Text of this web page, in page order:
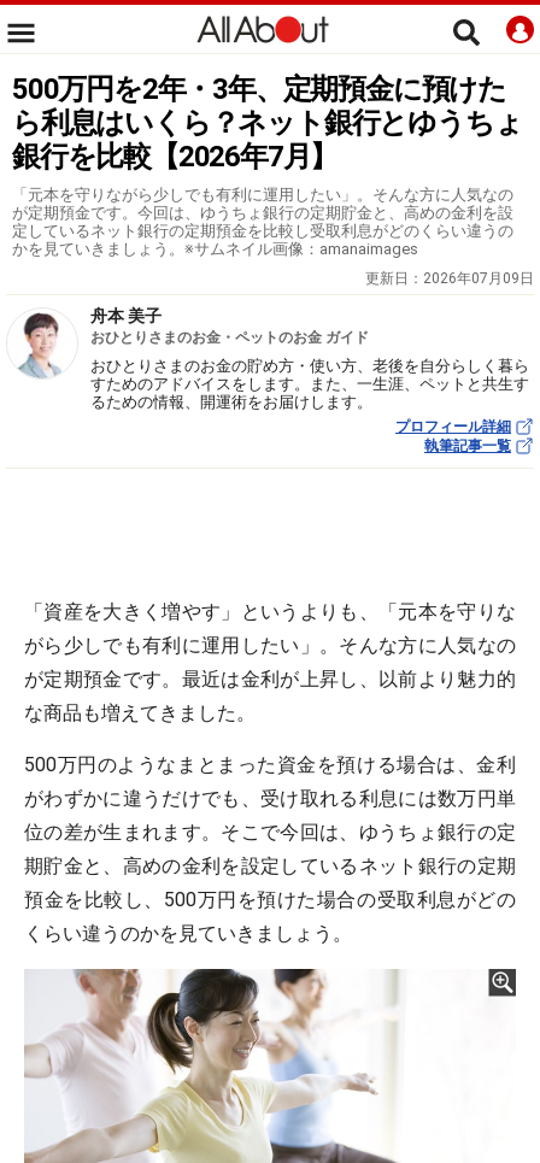
500万円を2年・3年、定期預金に預けた
ら利息はいくら？ネット銀行とゆうちょ
銀行を比較【2026年7月】
「元本を守りながら少しでも有利に運用したい」。そんな方に人気なの
が定期預金です。今回は、ゆうちょ銀行の定期貯金と、高めの金利を設
定しているネット銀行の定期預金を比較し受取利息がどのくらい違うの
かを見ていきましょう。※サムネイル画像：amanaimages
更新日： 2026年07月09日
舟本 美子
おひとりさまのお金・ペットのお金 ガイド
おひとりさまのお金の貯め方・使い方、老後を自分らしく暮ら
すためのアドバイスをします。また、一生涯、ペットと共生す
るための情報、開運術をお届けします。
プロフィール詳細
執筆記事一覧
「資産を大きく増やす」というよりも、「元本を守りな
がら少しでも有利に運用したい」。そんな方に人気なの
が定期預金です。最近は金利が上昇し、以前より魅力的
な商品も増えてきました。
500万円のようなまとまった資金を預ける場合は、金利
がわずかに違うだけでも、受け取れる利息には数万円単
位の差が生まれます。そこで今回は、ゆうちょ銀行の定
期貯金と、高めの金利を設定しているネット銀行の定期
預金を比較し、500万円を預けた場合の受取利息がどの
くらい違うのかを見ていきましょう。